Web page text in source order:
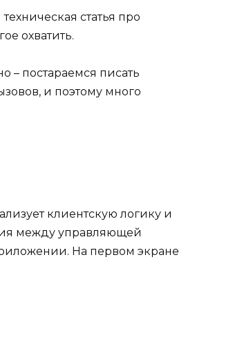
статья про
охватить.
– постараемся писать
и поэтому много
клиентскую логику и
между управляющей
На первом экране